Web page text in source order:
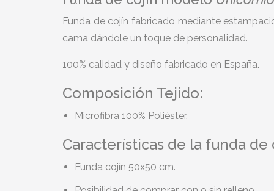
Funda de cojín fabricado mediante
cama dándole un toque de personalidad.
100% calidad y diseño fabricado en España.
Composición Tejido:
Microfibra 100% Poliéster.
Características de la funda de
Funda cojín 50x50 cm.